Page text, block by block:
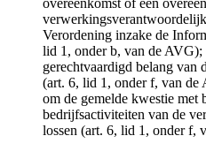
overeenkomst of een
Verordening inzake de
lid 1, onder b, van de AVG);
gerechtvaardigd belang
(art. 6, lid 1, onder f, van de
om de gemelde kwestie met
bedrijfsactiviteiten van de
lossen (art. 6, lid 1, onder f,